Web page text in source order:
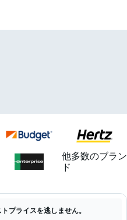
他多数のブラン
ド
プライスを逃しません。